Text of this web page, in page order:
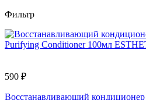
Фильтр
590 ₽
Восстанавливающий